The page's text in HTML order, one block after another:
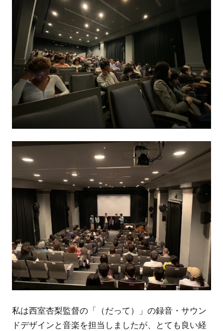
ん
私は西室杏梨監督の「（だって）」の録音・サウン
ドデザインと音楽を担当しましたが、とても良い経